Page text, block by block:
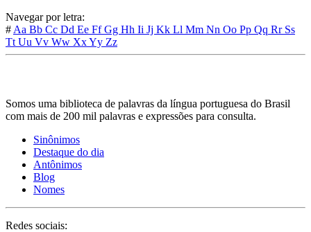
Navegar por letra:
# Aa Bb Cc Dd Ee FfGg Hh Ii Jj Kk Ll Mm Nn Oo Pp Qq Rr Ss
Tt Uu Vv Ww XxYy Zz
Somos uma biblioteca de palavras da língua portuguesa do Brasil
com mais de 200 mil palavras e expressões para consulta.
Sinônimos
Destaque do dia
Antônimos
Blog
Nomes
Redes sociais: